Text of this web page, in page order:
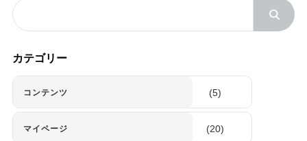
カテゴリー
コンテンツ (5)
マイページ (20)